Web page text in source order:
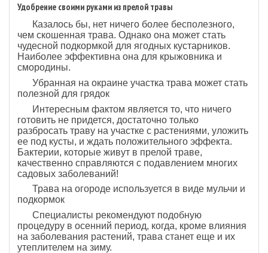
Удобрение своими руками из прелой травы
Казалось бы, нет ничего более бесполезного,
чем скошенная трава. Однако она может стать
чудесной подкормкой для ягодных кустарников.
Наиболее эффективна она для крыжовника и
смородины.
Убранная на окраине участка трава может стать
полезной для грядок
Интересным фактом является то, что ничего
готовить не придется, достаточно только
разбросать траву на участке с растениями, уложить
ее под кусты, и ждать положительного эффекта.
Бактерии, которые живут в прелой траве,
качественно справляются с подавлением многих
садовых заболеваний!
Трава на огороде используется в виде мульчи и
подкормок
Специалисты рекомендуют подобную
процедуру в осенний период, когда, кроме влияния
на заболевания растений, трава станет еще и их
утеплителем на зиму.